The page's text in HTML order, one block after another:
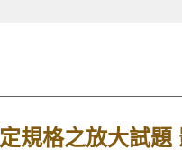
規格之放大試